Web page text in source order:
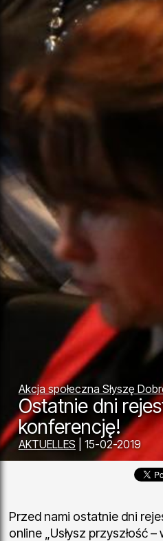
Akcja społeczna Słyszę
Ostatnie dni
konferencję!
AKTUELLES | 15-02-2019
Przed nami ostatnie dni
online „Usłysz przyszłość